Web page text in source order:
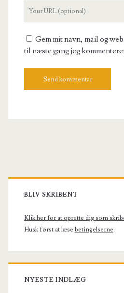
Gem mit navn, mail og
til næste gang jeg
Primary
Sidebar
BLIV SKRIBENT
Klik her for at oprette dig som
Husk først at læse betingelserne.
NYESTE INDLÆG